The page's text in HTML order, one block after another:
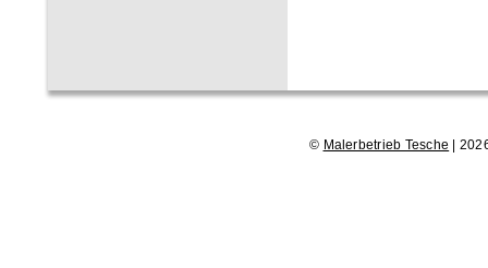
© Malerbetrieb Tesche |